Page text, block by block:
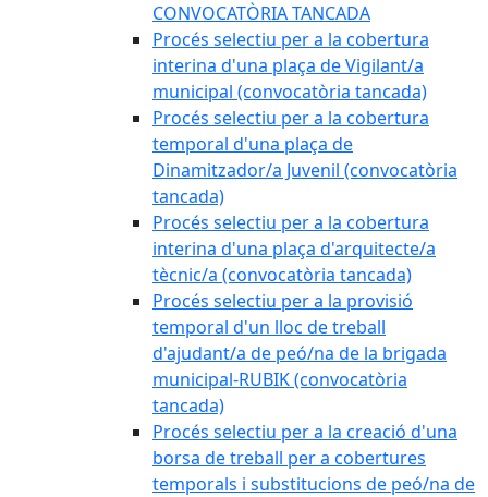
CONVOCATÒRIA TANCADA
Procés selectiu per a la cobertura
interina d'una plaça de Vigilant/a
municipal (convocatòria tancada)
Procés selectiu per a la cobertura
temporal d'una plaça de
Dinamitzador/a Juvenil (convocatòria
tancada)
Procés selectiu per a la cobertura
interina d'una plaça d'arquitecte/a
tècnic/a (convocatòria tancada)
Procés selectiu per a la provisió
temporal d'un lloc de treball
d'ajudant/a de peó/na de la brigada
municipal-RUBIK (convocatòria
tancada)
Procés selectiu per a la creació d'una
borsa de treball per a cobertures
temporals i substitucions de peó/na de